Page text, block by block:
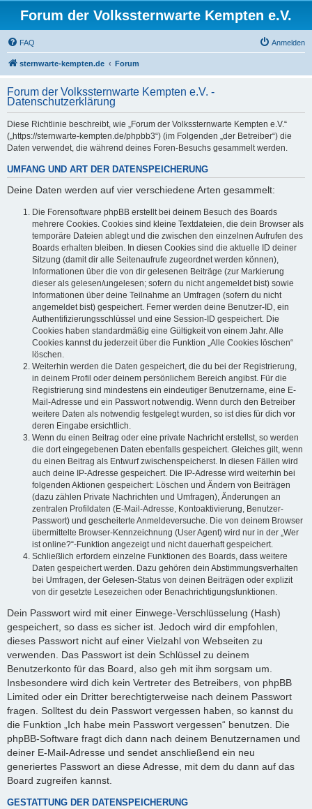
Forum der Volkssternwarte Kempten e.V.
FAQ Anmelden
sternwarte-kempten.de Forum
Forum der Volkssternwarte Kempten e.V. -
Datenschutzerklärung
Diese Richtlinie beschreibt, wie „Forum der Volkssternwarte Kempten e.V.“
(„https://sternwarte-kempten.de/phpbb3“) (im Folgenden „der Betreiber“) die
Daten verwendet, die während deines Foren-Besuchs gesammelt werden.
UMFANG UND ART DER DATENSPEICHERUNG
Deine Daten werden auf vier verschiedene Arten gesammelt:
Die Forensoftware phpBB erstellt bei deinem Besuch des Boards
mehrere Cookies. Cookies sind kleine Textdateien, die dein Browser als
temporäre Dateien ablegt und die zwischen den einzelnen Aufrufen des
Boards erhalten bleiben. In diesen Cookies sind die aktuelle ID deiner
Sitzung (damit dir alle Seitenaufrufe zugeordnet werden können),
Informationen über die von dir gelesenen Beiträge (zur Markierung
dieser als gelesen/ungelesen; sofern du nicht angemeldet bist) sowie
Informationen über deine Teilnahme an Umfragen (sofern du nicht
angemeldet bist) gespeichert. Ferner werden deine Benutzer-ID, ein
Authentifizierungsschlüssel und eine Session-ID gespeichert. Die
Cookies haben standardmäßig eine Gültigkeit von einem Jahr. Alle
Cookies kannst du jederzeit über die Funktion „Alle Cookies löschen“
löschen.
Weiterhin werden die Daten gespeichert, die du bei der Registrierung,
in deinem Profil oder deinem persönlichem Bereich angibst. Für die
Registrierung sind mindestens ein eindeutiger Benutzername, eine E-
Mail-Adresse und ein Passwort notwendig. Wenn durch den Betreiber
weitere Daten als notwendig festgelegt wurden, so ist dies für dich vor
deren Eingabe ersichtlich.
Wenn du einen Beitrag oder eine private Nachricht erstellst, so werden
die dort eingegebenen Daten ebenfalls gespeichert. Gleiches gilt, wenn
du einen Beitrag als Entwurf zwischenspeicherst. In diesen Fällen wird
auch deine IP-Adresse gespeichert. Die IP-Adresse wird weiterhin bei
folgenden Aktionen gespeichert: Löschen und Ändern von Beiträgen
(dazu zählen Private Nachrichten und Umfragen), Änderungen an
zentralen Profildaten (E-Mail-Adresse, Kontoaktivierung, Benutzer-
Passwort) und gescheiterte Anmeldeversuche. Die von deinem Browser
übermittelte Browser-Kennzeichnung (User Agent) wird nur in der „Wer
ist online?“-Funktion angezeigt und nicht dauerhaft gespeichert.
Schließlich erfordern einzelne Funktionen des Boards, dass weitere
Daten gespeichert werden. Dazu gehören dein Abstimmungsverhalten
bei Umfragen, der Gelesen-Status von deinen Beiträgen oder explizit
von dir gesetzte Lesezeichen oder Benachrichtigungsfunktionen.
Dein Passwort wird mit einer Einwege-Verschlüsselung (Hash)
gespeichert, so dass es sicher ist. Jedoch wird dir empfohlen,
dieses Passwort nicht auf einer Vielzahl von Webseiten zu
verwenden. Das Passwort ist dein Schlüssel zu deinem
Benutzerkonto für das Board, also geh mit ihm sorgsam um.
Insbesondere wird dich kein Vertreter des Betreibers, von phpBB
Limited oder ein Dritter berechtigterweise nach deinem Passwort
fragen. Solltest du dein Passwort vergessen haben, so kannst du
die Funktion „Ich habe mein Passwort vergessen“ benutzen. Die
phpBB-Software fragt dich dann nach deinem Benutzernamen und
deiner E-Mail-Adresse und sendet anschließend ein neu
generiertes Passwort an diese Adresse, mit dem du dann auf das
Board zugreifen kannst.
GESTATTUNG DER DATENSPEICHERUNG